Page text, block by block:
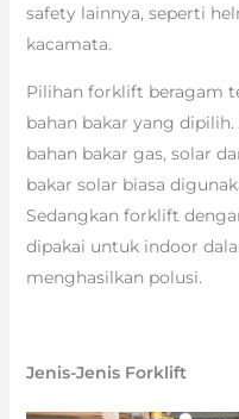
safety lainnya, seperti
kacamata.
Pilihan forklift beragam
bahan bakar yang
bahan bakar gas, solar
bakar solar biasa
Sedangkan forklift
dipakai untuk indoor
menghasilkan polusi.
Jenis-Jenis Forklift